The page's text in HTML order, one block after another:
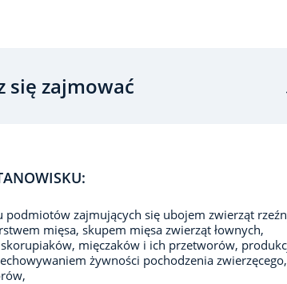
się zajmować
podmiotów zajmujących się ubojem zwierząt
mięsa, skupem mięsa zwierząt łownych,
mięczaków i ich przetworów,
żywności pochodzenia